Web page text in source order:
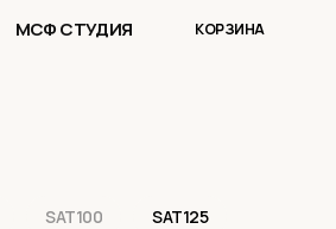
МСФ СТУДИЯ КОРЗИНА
SAT100 SAT125